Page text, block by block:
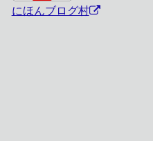
にほんブログ村